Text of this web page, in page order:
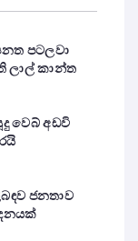
පටලවා
ලාල් කාන්ත
වෙබ් අඩවි
ජනතාව